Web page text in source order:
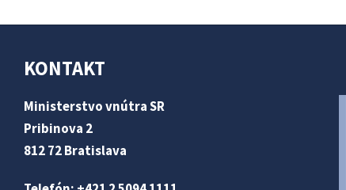
KONTAKT
Ministerstvo vnútra SR
Pribinova 2
812 72 Bratislava